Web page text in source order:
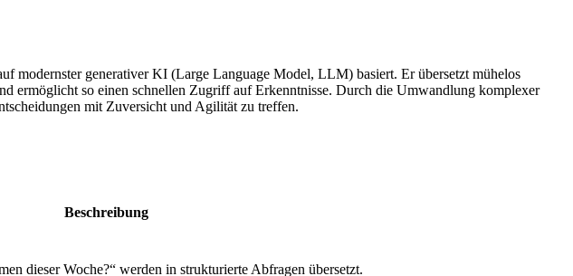
modernster generativer KI (Large Language Model, LLM) basiert. Er übersetzt mühelos
ermöglicht so einen schnellen Zugriff auf Erkenntnisse. Durch die Umwandlung komplexer
mit Zuversicht und Agilität zu treffen.
Beschreibung
dieser Woche?“ werden in strukturierte Abfragen übersetzt.